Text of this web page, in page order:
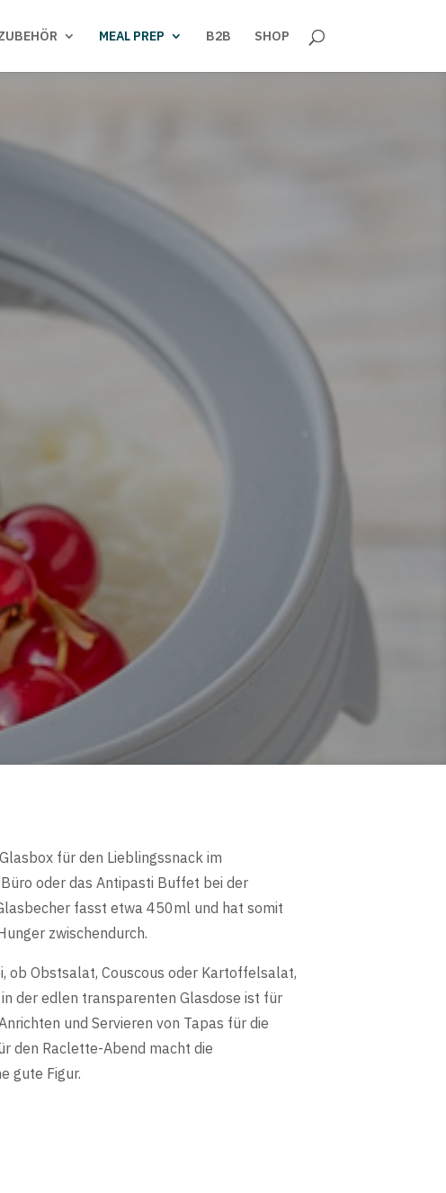
MEAL PREP B2B SHOP
für den Lieblingssnack im
oder das Antipasti Buffet bei der
fasst etwa 450ml und hat somit
zwischendurch.
ob Obstsalat, Couscous oder Kartoffelsalat,
der edlen transparenten Glasdose ist für
und Servieren von Tapas für die
den Raclette-Abend macht die
gute Figur.